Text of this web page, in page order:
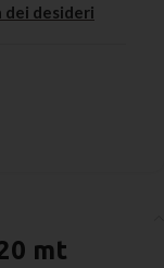
dei desideri
mt